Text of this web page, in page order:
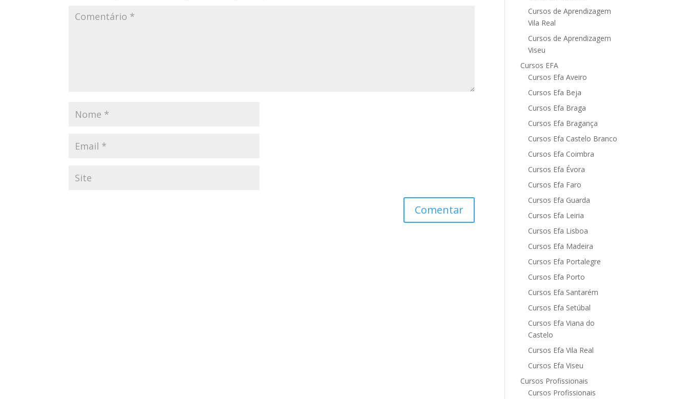
Cursos de Aprendizagem
Vila Real
Cursos de Aprendizagem
Viseu
Cursos EFA
Cursos Efa Aveiro
Cursos Efa Beja
Cursos Efa Braga
Cursos Efa Bragança
Cursos Efa Castelo Branco
Cursos Efa Coimbra
Cursos Efa Évora
Cursos Efa Faro
Cursos Efa Guarda
Cursos Efa Leiria
Cursos Efa Lisboa
Cursos Efa Madeira
Cursos Efa Portalegre
Cursos Efa Porto
Cursos Efa Santarém
Cursos Efa Setúbal
Cursos Efa Viana do
Castelo
Cursos Efa Vila Real
Cursos Efa Viseu
Cursos Profissionais
Cursos Profissionais